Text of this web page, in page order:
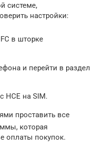
системе,
настройки:
в шторке
и перейти в раздел
HCE на SIM.
проставить все
которая
оплаты покупок.